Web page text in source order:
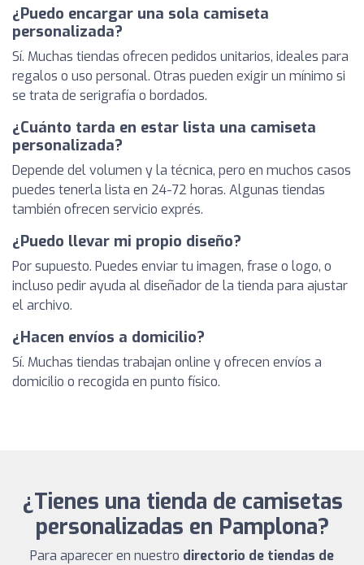
¿Puedo encargar una sola camiseta
personalizada?
Sí. Muchas tiendas ofrecen pedidos unitarios, ideales para
regalos o uso personal. Otras pueden exigir un mínimo si
se trata de serigrafía o bordados.
¿Cuánto tarda en estar lista una camiseta
personalizada?
Depende del volumen y la técnica, pero en muchos casos
puedes tenerla lista en 24-72 horas. Algunas tiendas
también ofrecen servicio exprés.
¿Puedo llevar mi propio diseño?
Por supuesto. Puedes enviar tu imagen, frase o logo, o
incluso pedir ayuda al diseñador de la tienda para ajustar
el archivo.
¿Hacen envíos a domicilio?
Sí. Muchas tiendas trabajan online y ofrecen envíos a
domicilio o recogida en punto físico.
¿Tienes una tienda de camisetas
personalizadas en Pamplona?
Para aparecer en nuestro directorio de tiendas de